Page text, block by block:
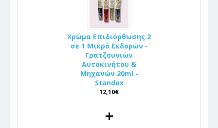
Χρώμα Επιδιόρθωσης 2
σε 1 Μικρό Εκδορών -
Γρατζουνιών
Αυτοκινήτου &
Μηχανών 20ml -
Standox
12,10€
+